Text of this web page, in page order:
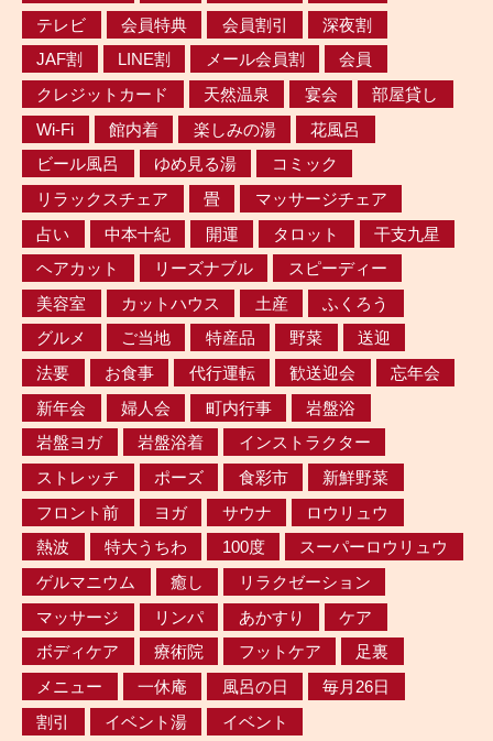
テレビ
会員特典 会員割引
深夜割
JAF割
LINE割 メール会員割
会員
クレジットカード
天然温泉 宴会
部屋貸し
Wi-Fi
館内着 楽しみの湯
花風呂
ビール風呂
ゆめ見る湯
コミック
リラックスチェア
畳
マッサージチェア
占い
中本十紀 開運 タロット
干支九星
ヘアカット
リーズナブル
スピーディー
美容室
カットハウス 土産
ふくろう
グルメ
ご当地 特産品 野菜
送迎
法要
お食事 代行運転 歓送迎会
忘年会
新年会
婦人会 町内行事
岩盤浴
岩盤ヨガ
岩盤浴着
インストラクター
ストレッチ
ポーズ 食彩市
新鮮野菜
フロント前
ヨガ サウナ
ロウリュウ
熱波
特大うちわ 100度
スーパーロウリュウ
ゲルマニウム
癒し
リラクゼーション
マッサージ
リンパ あかすり
ケア
ボディケア
療術院 フットケア
足裏
メニュー
一休庵 風呂の日
毎月26日
割引
イベント湯
イベント